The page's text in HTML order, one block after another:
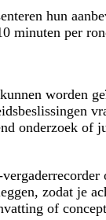
hun
minuten per
worden
onderzoek of
zodat je
of